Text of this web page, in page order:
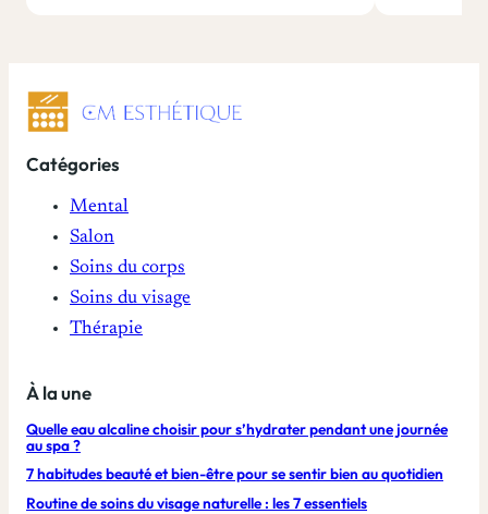
Catégories
Mental
Salon
Soins du corps
Soins du visage
Thérapie
À la une
Quelle eau alcaline choisir pour s’hydrater pendant une journée
au spa ?
7 habitudes beauté et bien-être pour se sentir bien au quotidien
Routine de soins du visage naturelle : les 7 essentiels